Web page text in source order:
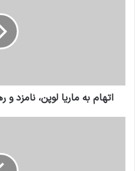
اتهام به ماریا لوپن، نامزد